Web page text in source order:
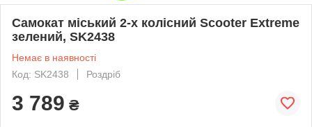
Самокат міський 2-х колісний Scooter Extreme
зелений, SK2438
Немає в наявності
Код: SK2438
Роздріб
3 789 ₴